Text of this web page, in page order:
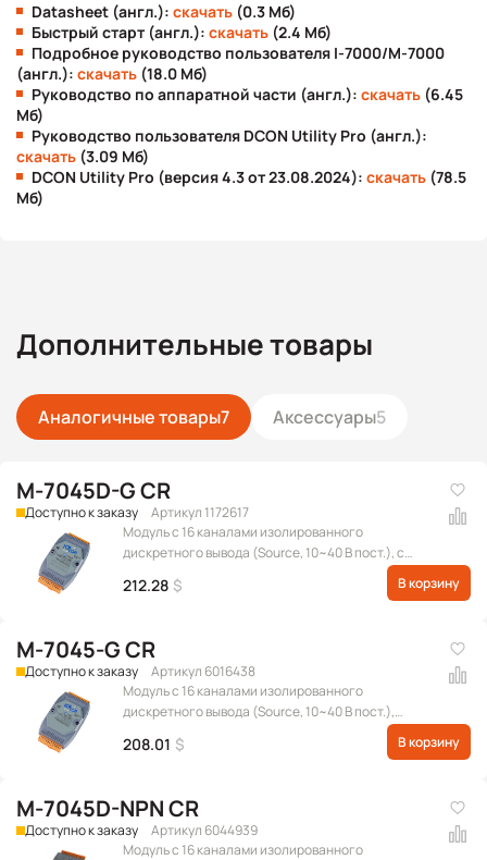
Datasheet (англ.): скачать (0.3 Мб)
Быстрый старт (англ.): скачать (2.4 Мб)
Подробное руководство пользователя I-7000/M-7000
(англ.): скачать (18.0 Мб)
Руководство по аппаратной части (англ.): скачать (6.45
Мб)
Руководство пользователя DCON Utility Pro (англ.):
скачать (3.09 Мб)
DCON Utility Pro (версия 4.3 от 23.08.2024): скачать (78.5
Мб)
Дополнительные товары
Аналогичные товары7 Аксессуары5
M-7045D-G CR
Доступно к заказу
Артикул 1172617
Модуль с 16 каналами изолированного
дискретного вывода (Source, 10~40 В пост.), с
212.28 $ В корзину
M-7045-G CR
Доступно к заказу
Артикул 6016438
Модуль с 16 каналами изолированного
дискретного вывода (Source, 10~40 В пост.),
208.01 $ В корзину
M-7045D-NPN CR
Доступно к заказу
Артикул 6044939
Модуль с 16 каналами изолированного